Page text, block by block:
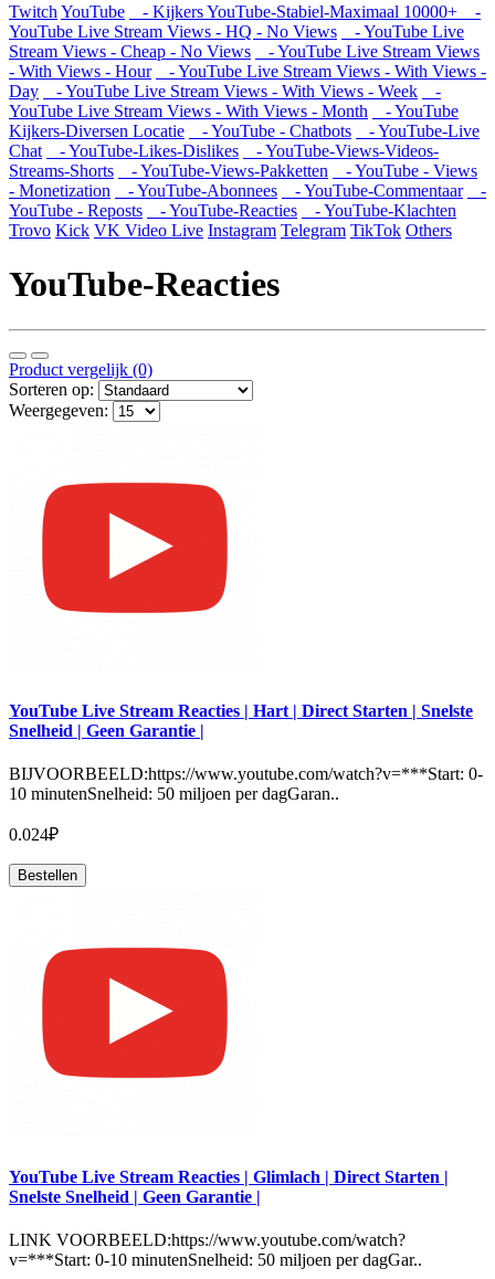
Twitch YouTube - Kijkers YouTube-Stabiel-Maximaal 10000+
-
YouTube Live Stream Views - HQ - No Views
- YouTube Live
Stream Views - Cheap - No Views
- YouTube Live Stream Views
- With Views - Hour
- YouTube Live Stream Views - With Views -
Day
- YouTube Live Stream Views - With Views - Week
-
YouTube Live Stream Views - With Views - Month
- YouTube
Kijkers-Diversen Locatie
- YouTube - Chatbots
- YouTube-Live
Chat
- YouTube-Likes-Dislikes
- YouTube-Views-Videos-
Streams-Shorts
- YouTube-Views-Pakketten
- YouTube - Views
- Monetization
- YouTube-Abonnees - YouTube-Commentaar
-
YouTube - Reposts
- YouTube-Reacties
- YouTube-Klachten
Trovo Kick VK Video Live Instagram Telegram TikTok Others
YouTube-Reacties
Product vergelijk (0)
Sorteren op:
Weergegeven:
YouTube Live Stream Reacties | Hart | Direct Starten | Snelste
Snelheid | Geen Garantie |
BIJVOORBEELD:https://www.youtube.com/watch?v=***Start: 0-
10 minutenSnelheid: 50 miljoen per dagGaran..
0.024₽
Bestellen
YouTube Live Stream Reacties | Glimlach | Direct Starten |
Snelste Snelheid | Geen Garantie |
LINK VOORBEELD:https://www.youtube.com/watch?
v=***Start: 0-10 minutenSnelheid: 50 miljoen per dagGar..